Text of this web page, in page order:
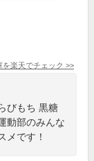
を楽天でチェック >>
びもち 黒糖
動部のみんな
メです！